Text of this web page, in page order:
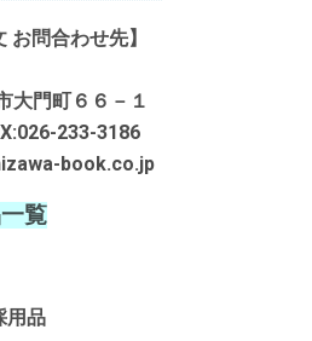
お問合わせ先】
大門町６６－１
233-3186
book.co.jp
覧
用品